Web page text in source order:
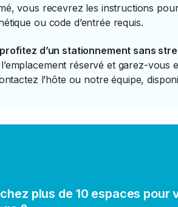
vous recevrez les instructions
ou code d’entrée requis.
d’un stationnement sans
réservé et garez-vous
l’hôte ou notre équipe,
plus de 10 espaces pour